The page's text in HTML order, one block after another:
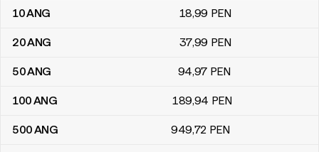
10ANG 18,99 PEN
20ANG 37,99 PEN
50ANG 94,97 PEN
100ANG 189,94 PEN
500ANG 949,72 PEN